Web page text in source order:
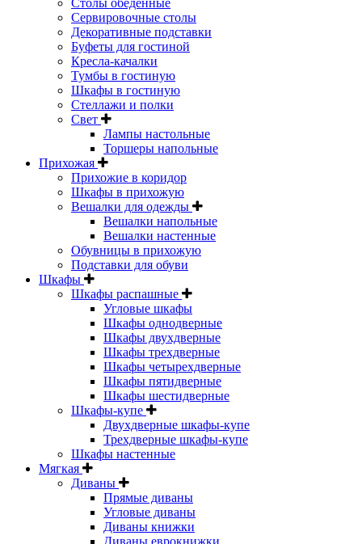
Сервировочные столы
Декоративные подставки
Буфеты для гостиной
Кресла-качалки
Тумбы в гостиную
Шкафы в гостиную
Стеллажи и полки
Свет
Лампы настольные
Торшеры напольные
Прихожая
Прихожие в коридор
Шкафы в прихожую
Вешалки для одежды
Вешалки напольные
Вешалки настенные
Обувницы в прихожую
Подставки для обуви
Шкафы
Шкафы распашные
Угловые шкафы
Шкафы однодверные
Шкафы двухдверные
Шкафы трехдверные
Шкафы четырехдверные
Шкафы пятидверные
Шкафы шестидверные
Шкафы-купе
Двухдверные шкафы-купе
Трехдверные шкафы-купе
Шкафы настенные
Мягкая
Диваны
Прямые диваны
Угловые диваны
Диваны книжки
Диваны еврокнижки